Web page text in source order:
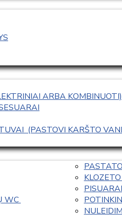
ARBA KOMBINUOTI)
(PASTOVI KARŠTO
WC
PISUARAI